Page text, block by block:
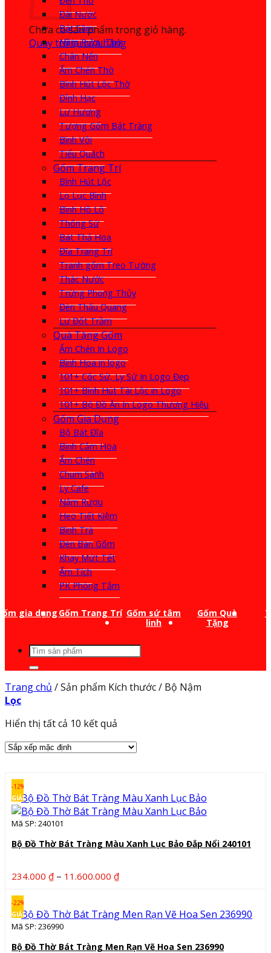
Chưa có sản phẩm trong giỏ hàng.
Quay trở lại cửa hàng
Đài Nước
Bát Sâm
Nậm Rượu Thờ
Chân Nến
Ấm Chén Thờ
Bình Hút Lộc Thờ
Đỉnh Hạc
Lư Hương
Tượng Gốm Bát Tràng
Bình Vôi
Tiểu Quách
Gốm Trang Trí
Bình Hút Lộc
Lọ Lục Bình
Bình Hồ Lô
Thống Sứ
Bát Thả Hoa
Đĩa Trang Trí
Tranh gốm Treo Tường
Thác Nước
Trứng Phong Thủy
Đèn Thấu Quang
Lư Đốt Trầm
Quà Tặng Gốm
Ấm Chén In Logo
Bình Hoa in logo
101+ Cốc Sứ, Ly Sứ In Logo Đẹp
101+ Bình Hút Tài Lộc in Logo
101+ Bộ Đồ Ăn In Logo Thương Hiệu
Gốm Gia Dụng
Bộ Bát Đĩa
Bình Cắm Hoa
Ấm Chén
Chum Sành
Ly Cafe
Nậm Rượu
Heo Tiết Kiệm
Bình Trà
Đèn Bàn Gốm
Khay Mứt Tết
Ấm Tích
PK Phòng Tắm
gia dụng Gốm Trang Trí Gốm sứ tâm
linh
Gốm Quà
Tặng
Tìm
kiếm:
Trang chủ /Sản phẩm Kích thước/ Bộ Nậm
Lọc
Hiển thị tất cả 10 kết quả
-12%
GIẢM
Mã SP: 240101
Bộ Đồ Thờ Bát Tràng Màu Xanh Lục Bảo Đắp Nổi 240101
234.000 ₫ – 11.600.000 ₫Khoảng
234.000 ₫
11.600.000 ₫
-22%
GIẢM
Mã SP: 236990
Bộ Đồ Thờ Bát Tràng Men Rạn Vẽ Hoa Sen 236990